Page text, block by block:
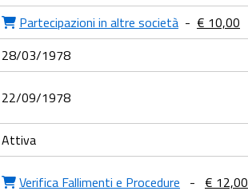
Partecipazioni in altre società - € 10,00
28/03/1978
22/09/1978
Attiva
Verifica Fallimenti e Procedure - € 12,00